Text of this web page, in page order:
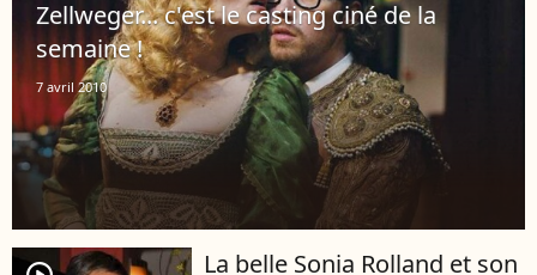
Zellweger... c'est le casting ciné de la
semaine !
7 avril 2010
La belle Sonia Rolland et son